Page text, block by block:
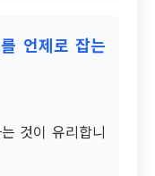
언제로 잡는
것이 유리합니